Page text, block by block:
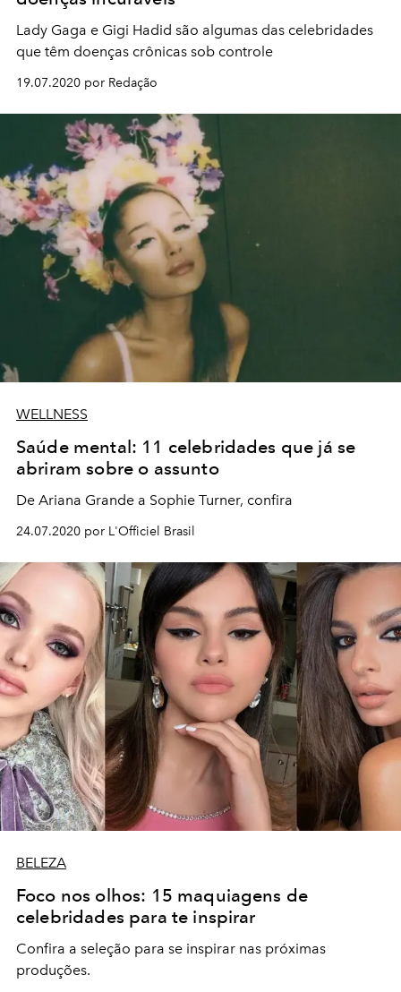
Lady Gaga e Gigi Hadid são algumas das celebridades
que têm doenças crônicas sob controle
19.07.2020 por Redação
WELLNESS
Saúde mental: 11 celebridades que já se
abriram sobre o assunto
De Ariana Grande a Sophie Turner, confira
24.07.2020 por L'Officiel Brasil
BELEZA
Foco nos olhos: 15 maquiagens de
celebridades para te inspirar
Confira a seleção para se inspirar nas próximas
produções.